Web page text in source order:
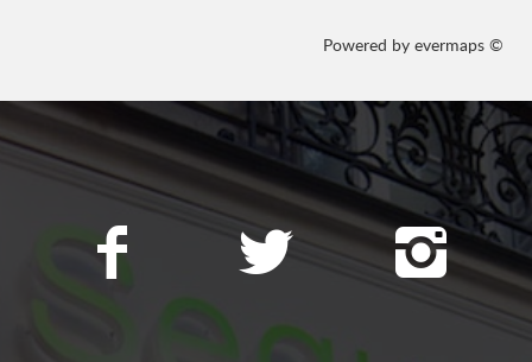
Powered by evermaps ©